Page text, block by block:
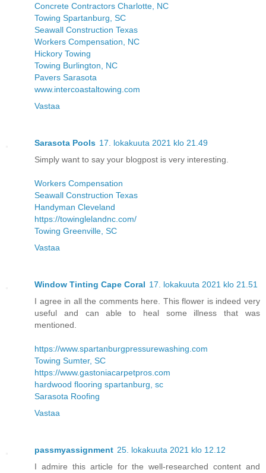
Concrete Contractors Charlotte, NC
Towing Spartanburg, SC
Seawall Construction Texas
Workers Compensation, NC
Hickory Towing
Towing Burlington, NC
Pavers Sarasota
www.intercoastaltowing.com
Vastaa
Sarasota Pools 17. lokakuuta 2021 klo 21.49
Simply want to say your blogpost is very interesting.
Workers Compensation
Seawall Construction Texas
Handyman Cleveland
https://towinglelandnc.com/
Towing Greenville, SC
Vastaa
Window Tinting Cape Coral 17. lokakuuta 2021 klo 21.51
I agree in all the comments here. This flower is indeed very
useful and can able to heal some illness that was
mentioned.
https://www.spartanburgpressurewashing.com
Towing Sumter, SC
https://www.gastoniacarpetpros.com
hardwood flooring spartanburg, sc
Sarasota Roofing
Vastaa
passmyassignment 25. lokakuuta 2021 klo 12.12
I admire this article for the well-researched content and